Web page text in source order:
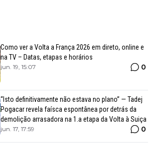
Como ver a Volta a França 2026 em direto, online e
na TV – Datas, etapas e horários
jun. 19, 15:07 0
“Isto definitivamente não estava no plano” — Tadej
Pogacar revela faísca espontânea por detrás da
demolição arrasadora na 1.a etapa da Volta à Suiça
jun. 17, 17:59 0